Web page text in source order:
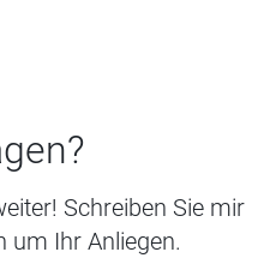
Schreiben Sie mir
um Ihr Anliegen.